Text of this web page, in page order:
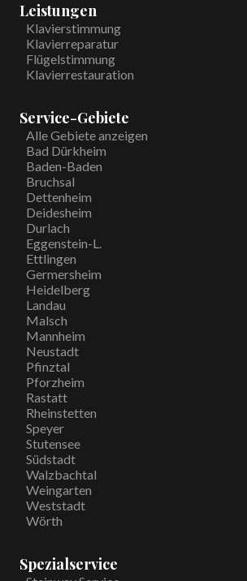
Leistungen
Klavierstimmung
Klavierreparatur
Flügelstimmung
Klavierrestauration
Service-Gebiete
Alle Gebiete anzeigen
Bad Dürkheim
Baden-Baden
Bruchsal
Dettenheim
Deidesheim
Durlach
Eggenstein-L.
Ettlingen
Germersheim
Heidelberg
Landau
Malsch
Mannheim
Neustadt
Pfinztal
Pforzheim
Rastatt
Rheinstetten
Speyer
Stutensee
Südstadt
Walzbachtal
Weingarten
Weststadt
Wörth
Spezialservice